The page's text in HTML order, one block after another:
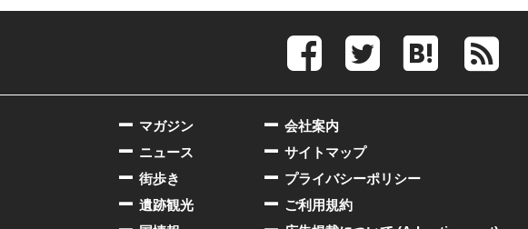
会社案内
サイトマップ
プライバシーポリシー
ご利用規約
マガジン
ニュース
街歩き
遺跡観光